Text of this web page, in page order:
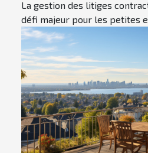
La gestion des litiges
défi majeur pour les petites